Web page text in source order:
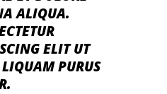
ALIQUA.
ELIT UT
PURUS